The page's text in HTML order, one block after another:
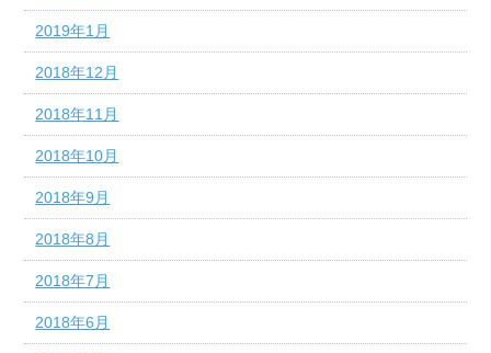
2019年1月
2018年12月
2018年11月
2018年10月
2018年9月
2018年8月
2018年7月
2018年6月